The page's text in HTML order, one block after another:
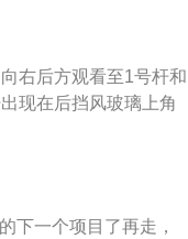
试项目不得少于6
和起步、直角转弯、
右后方观看至1号杆和
现在后挡风玻璃上角
时，再将方向盘向右
与车库底线重合），
下一个项目了再走，